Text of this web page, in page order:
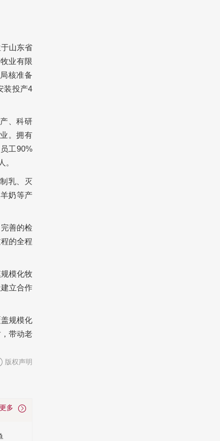
山东省
业有限
核准备
装投产4
、科研
。拥有
工90%
。
乳、灭
奶等产
善的检
的全程
模化牧
立合作
规模化
带动老
版权声明
多